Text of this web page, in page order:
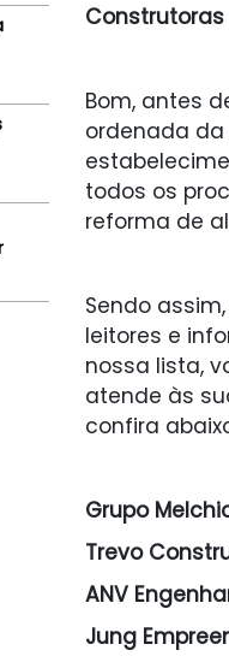
Construtoras
Bom, antes
ordenada da
todos os
reforma de
Sendo
leitores e
nossa lista,
atende às
confira
Grupo
Trevo
ANV
Jung